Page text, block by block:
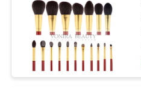
SITEMAP
PRIVACY
POLICY